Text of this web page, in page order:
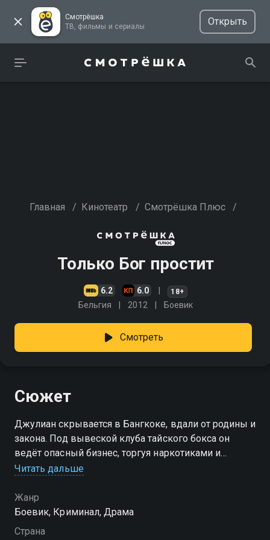
Смотрёшка
ТВ, фильмы и сериалы
Открыть
Главная / Кинотеатр / Смотрёшка Плюс /
Только Бог простит
6.2 6.0 18+
Бельгия 2012 Боевик
Смотреть
Сюжет
Джулиан скрывается в Бангкоке, вдали от родины и
закона. Под вывеской клуба тайского бокса он
ведёт опасный бизнес, торгуя наркотиками и
оставаясь в тени. Всё меняется, когда в город
женщина, стоящая во главе преступной империи. Её
привело сюда горе: старшего сына Билли убили
после того, как тот жестоко расправился с молодой
Читать дальше
Жанр
Боевик, Криминал, Драма
Страна